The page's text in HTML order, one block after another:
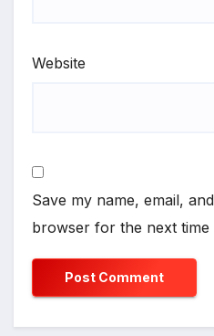
Website
Save my name, email,
browser for the next time